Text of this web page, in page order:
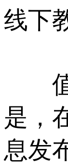
线下
值
是，
息发